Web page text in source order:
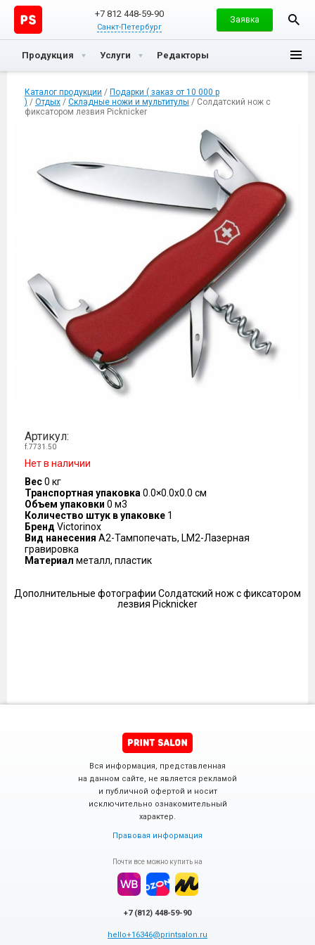
+7 812 448-59-90
Санкт-Петербург
Заявка
Продукция Услуги Редакторы
Каталог продукции / Подарки ( заказ от 10 000 р
) / Отдых / Складные ножи и мультитулы / Солдатский нож с
фиксатором лезвия Picknicker
Артикул:
f.7731.50
Нет в наличии
Вес0 кг
Транспортная упаковка 0.0×0.0x0.0 см
Объем упаковки 0 м3
Количество штук в упаковке 1
Бренд Victorinox
Вид нанесения A2-Тампопечать, LM2-Лазерная
гравировка
Материал металл, пластик
Дополнительные фотографии Солдатский нож с фиксатором
лезвия Picknicker
Вся информация, представленная
на данном сайте, не является рекламой
и публичной офертой и носит
исключительно ознакомительный
характер.
Правовая информация
Почти все можно купить на
+7 (812) 448-59-90
hello+16346@printsalon.ru